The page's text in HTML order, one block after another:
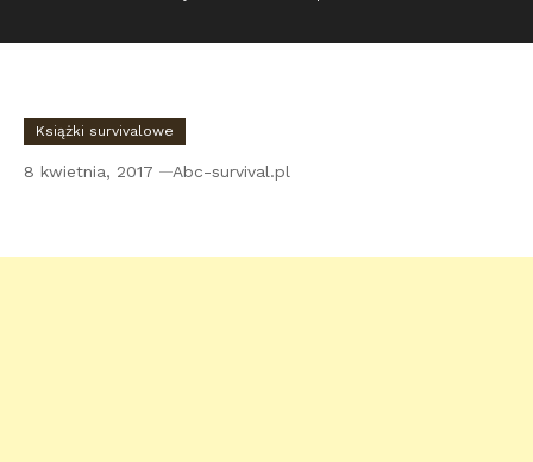
Książki survivalowe
8 kwietnia, 2017 Abc-survival.pl